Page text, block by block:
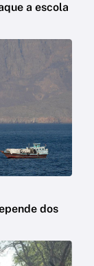
a escola
dos